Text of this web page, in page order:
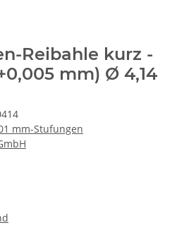
Reibahle kurz -
mm) Ø 4,14
mm-Stufungen